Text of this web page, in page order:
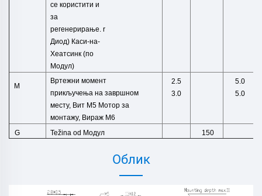
се користити и
за
регенерирање.r
Диод) Каси-на-
Хеатсинк (по
Модул)
M
Вртежни момент
прикључења на завршном
месту, Вит М5 Мотор за
монтажу, Вираж М6
2.5
3.0
5.0
5.0
G Težina od Модул 150
Облик